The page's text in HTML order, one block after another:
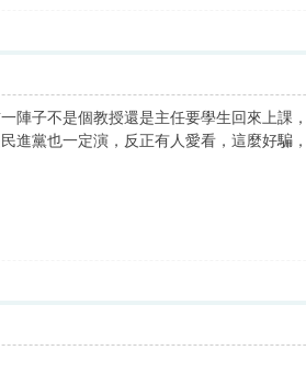
陣子不是個教授還是主任要學生回來上課
進黨也一定演，反正有人愛看，這麼好騙